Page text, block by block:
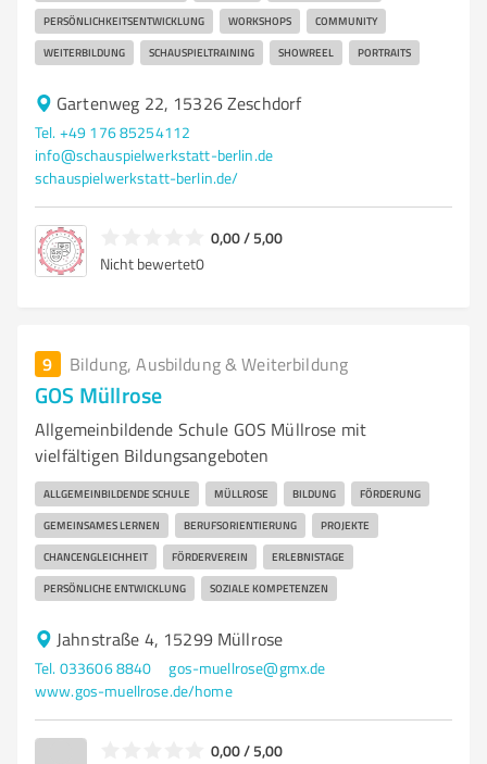
PERSÖNLICHKEITSENTWICKLUNG WORKSHOPS COMMUNITY
WEITERBILDUNG SCHAUSPIELTRAINING SHOWREEL PORTRAITS
Gartenweg 22, 15326 Zeschdorf
Tel. +49 176 85254112
info@schauspielwerkstatt-berlin.de
schauspielwerkstatt-berlin.de/
0,00 / 5,00
Nicht bewertet0
9 Bildung, Ausbildung & Weiterbildung
GOS Müllrose
Allgemeinbildende Schule GOS Müllrose mit
vielfältigen Bildungsangeboten
ALLGEMEINBILDENDE SCHULE MÜLLROSE BILDUNG FÖRDERUNG
GEMEINSAMES LERNEN BERUFSORIENTIERUNG PROJEKTE
CHANCENGLEICHHEIT FÖRDERVEREIN ERLEBNISTAGE
PERSÖNLICHE ENTWICKLUNG SOZIALE KOMPETENZEN
Jahnstraße 4, 15299 Müllrose
Tel. 033606 8840
gos-muellrose@gmx.de
www.gos-muellrose.de/home
0,00 / 5,00